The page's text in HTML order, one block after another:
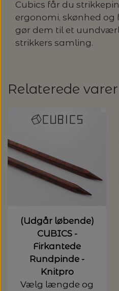
Cubics får du
ergonomi, skønhed
gør dem til et
strikkers samling.
Relaterede varer
(Udgår løbende)
CUBICS -
Firkantede
Rundpinde -
Knitpro
Vælg længde og